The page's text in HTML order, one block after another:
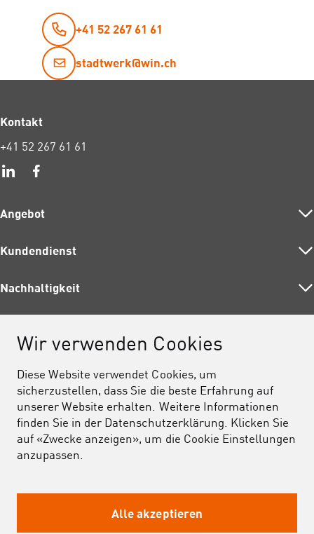
+41 52 267 61 61
stadtwerk@win.ch
Kontakt
+41 52 267 61 61
Angebot
Strom
Entsorgung
Telekom
Kundendienst
Adresswechsel
Planen und Bauen
Dienstleistungen
Nachhaltigkeit
Umweltunterricht
Unser Beitrag
Jobs
Medien und Publikationen
Unterstützung
Barrierefreiheit
Datenschutz
Rechtliches
Impressum
Wir verwenden Cookies
Diese Website verwendet Cookies, um
sicherzustellen, dass Sie die beste Erfahrung auf
unserer Website erhalten. Weitere Informationen
finden Sie in der Datenschutzerklärung. Klicken Sie
auf «Zwecke anzeigen», um die Cookie Einstellungen
anzupassen.
Alle akzeptieren